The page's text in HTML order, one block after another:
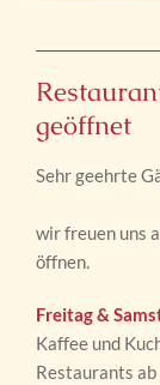
geöffnet
Sehr geehrte
wir freuen uns
öffnen.
Freitag &
Kaffee und
Restaurants